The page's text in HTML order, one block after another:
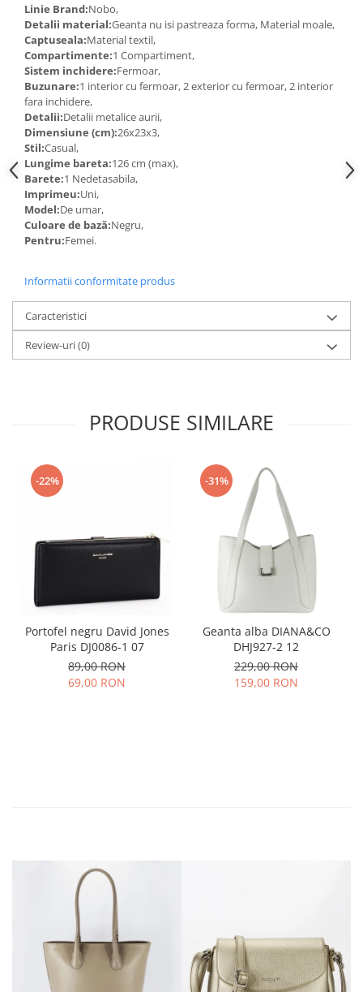
Linie Brand:Nobo,
Detalii material:Geanta nu isi pastreaza forma, Material moale,
Captuseala:Material textil,
Compartimente:1 Compartiment,
Sistem inchidere:Fermoar,
Buzunare:1 interior cu fermoar, 2 exterior cu fermoar, 2 interior
fara inchidere,
Detalii:Detalii metalice aurii,
Dimensiune (cm):26x23x3,
Stil:Casual,
Lungime bareta:126 cm (max),
Barete:1 Nedetasabila,
Imprimeu:Uni,
Model:De umar,
Culoare de bază:Negru,
Pentru:Femei.
Informatii conformitate produs
Caracteristici
Review-uri(0)
PRODUSE SIMILARE
-22%
Portofel negru David Jones
Paris DJ0086-1 07
89,00 RON
69,00 RON
-31%
Geanta alba DIANA&CO
DHJ927-2 12
229,00 RON
159,00 RON